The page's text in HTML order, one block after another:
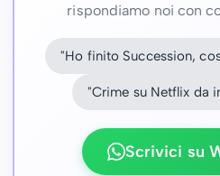
rispondiamo noi con
"Ho finito Succession,
"Crime su Netflix da
Scrivici su